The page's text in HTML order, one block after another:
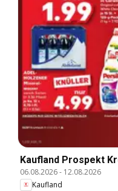
Kaufland Prospekt
06.08.2026- 12.08.2026
Kaufland